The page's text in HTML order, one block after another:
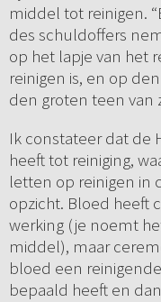
middel tot reinigen.
des schuldoffers
op het lapje van het
reinigen is, en op
den groten teen van
Ik constateer dat de
heeft tot reiniging,
letten op reinigen in
opzicht. Bloed heeft
werking (je noemt
middel), maar
bloed een
bepaald heeft en